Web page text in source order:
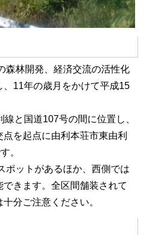
森林開発、経済交流の活性化
、11年の歳月をかけて平成15
と国道107号の間に位置し、
を起点に由利本荘市東由利
。
ポットがあるほか、西側では
きます。全区間舗装されて
分ご注意ください。